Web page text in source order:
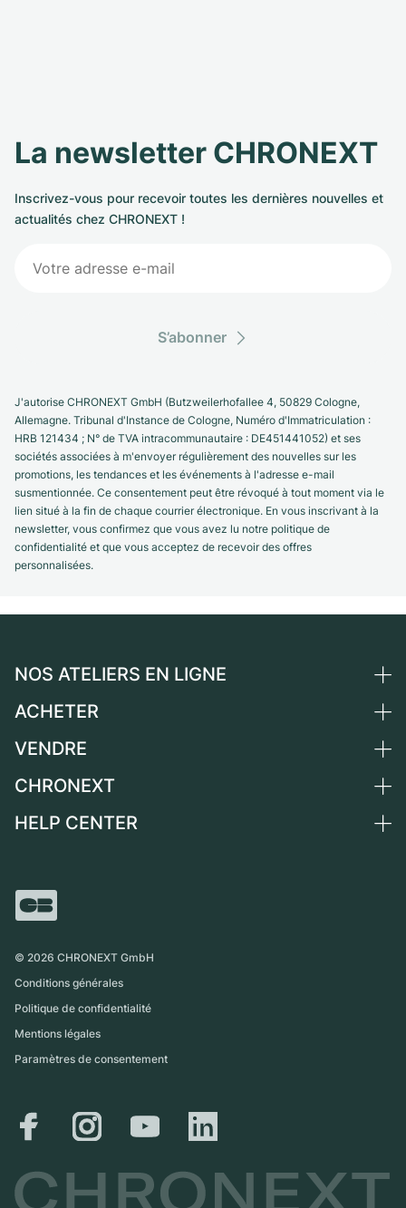
La newsletter CHRONEXT
Inscrivez-vous pour recevoir toutes les dernières nouvelles et
actualités chez CHRONEXT !
S’abonner
J'autorise CHRONEXT GmbH (Butzweilerhofallee 4, 50829 Cologne,
Allemagne. Tribunal d'Instance de Cologne, Numéro d'Immatriculation :
HRB 121434 ; N° de TVA intracommunautaire : DE451441052) et ses
sociétés associées à m'envoyer régulièrement des nouvelles sur les
promotions, les tendances et les événements à l'adresse e-mail
susmentionnée. Ce consentement peut être révoqué à tout moment via le
lien situé à la fin de chaque courrier électronique. En vous inscrivant à la
newsletter, vous confirmez que vous avez lu notre politique de
confidentialité et que vous acceptez de recevoir des offres
personnalisées.
NOS ATELIERS EN LIGNE
Allemagne
Suisse
France
International
ACHETER
Toutes les montres de luxe
Independent Brands
VENDRE
Vendre une montre
CHRONEXT
Qui sommes-nous ?
Magazine
HELP CENTER
Retrait sur place
© 2026 CHRONEXT GmbH
Conditions générales
Politique de confidentialité
Mentions légales
Paramètres de consentement